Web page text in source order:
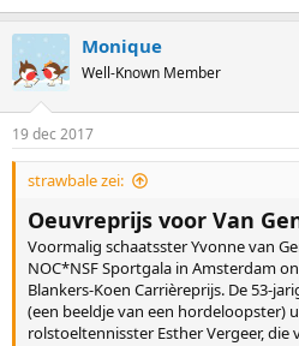
Monique
Well-Known Member
19 dec 2017
strawbale zei:
Oeuvreprijs voor Van
Voormalig schaatsster Yvonne van
NOC*NSF Sportgala in Amsterdam
Blankers-Koen Carrièreprijs. De 53-
(een beeldje van een hordeloopster)
rolstoeltennisster Esther Vergeer, die